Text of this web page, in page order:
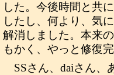
した。今後時間と共
したし、何より、気
解消しました。本来
もかく、やっと修復
SSさん、daiさん、